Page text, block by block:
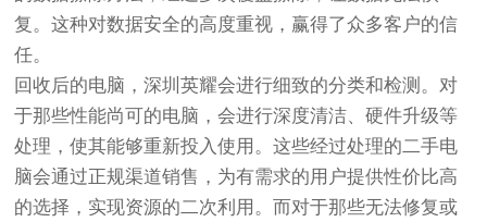
复。这种对数据安全的高度重视，赢得了众多客户的信
任。
回收后的电脑，深圳英耀会进行细致的分类和检测。对
于那些性能尚可的电脑，会进行深度清洁、硬件升级等
处理，使其能够重新投入使用。这些经过处理的二手电
脑会通过正规渠道销售，为有需求的用户提供性价比高
的选择，实现资源的二次利用。而对于那些无法修复或